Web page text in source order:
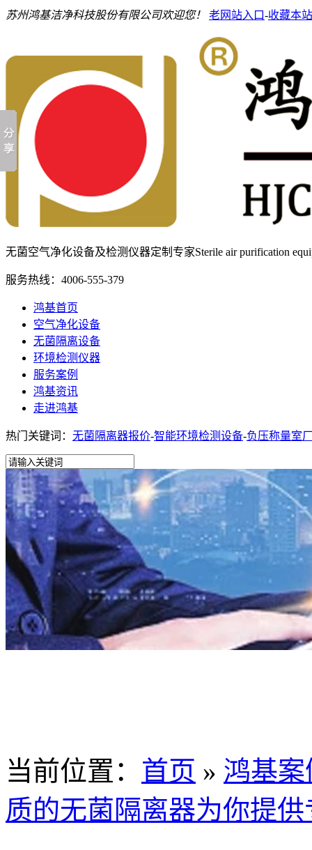
苏州鸿基洁净科技股份有限公司欢迎您！ 老网站入口-收藏本站
无菌空气净化设备及检测仪器定制专家Sterile air purification
服务热线： 4006-555-379
鸿基首页
空气净化设备
无菌隔离设备
环境检测仪器
服务案例
鸿基资讯
走进鸿基
热门关键词： 无菌隔离器报价-智能环境检测设备-负压称量室
当前位置 ： 首页 » 鸿基
质的无菌隔离器为你提